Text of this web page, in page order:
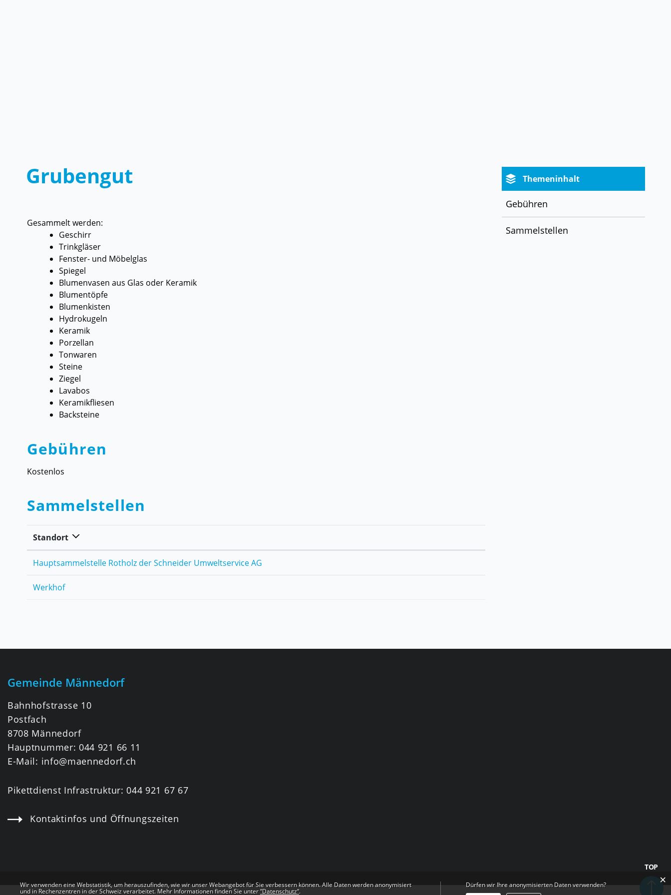
Grubengut
Gesammelt werden:
Geschirr
Trinkgläser
Fenster- und Möbelglas
Spiegel
Blumenvasen aus Glas oder Keramik
Blumentöpfe
Blumenkisten
Hydrokugeln
Keramik
Porzellan
Tonwaren
Steine
Ziegel
Lavabos
Keramikfliesen
Backsteine
Gebühren
Kostenlos
Sammelstellen
Standort
Hauptsammelstelle Rotholz der Schneider Umweltservice AG
Werkhof
Themeninhalt
Gebühren
Sammelstellen
Fusszeile
Gemeinde Männedorf
Bahnhofstrasse 10
Postfach
8708 Männedorf
Hauptnummer: 044 921 66 11
E-Mail: info@maennedorf.ch
Pikettdienst Infrastruktur: 044 921 67 67
Kontaktinfos und Öffnungszeiten
TOP
Webstatistik
Wir verwenden eine Webstatistik, um herauszufinden, wie wir unser Webangebot für Sie verbessern können. Alle Daten werden anonymisiert
und in Rechenzentren in der Schweiz verarbeitet. Mehr Informationen finden Sie unter“Datenschutz“.
Dürfen wir Ihre anonymisierten Daten verwenden? ×